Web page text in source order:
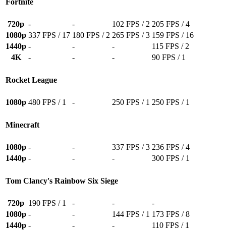
Fortnite
720p - - 102 FPS / 2 205 FPS / 4
1080p 337 FPS / 17 180 FPS / 2 265 FPS / 3 159 FPS / 16
1440p - - -
115 FPS / 2
4K
- - - 90 FPS / 1
Rocket League
1080p 480 FPS / 1 - 250 FPS / 1 250 FPS / 1
Minecraft
1080p - - 337 FPS / 3 236 FPS / 4
1440p - - - 300 FPS / 1
Tom Clancy's Rainbow Six Siege
720p 190 FPS / 1 - -
-
1080p - - 144 FPS / 1 173 FPS / 8
1440p - - - 110 FPS / 1